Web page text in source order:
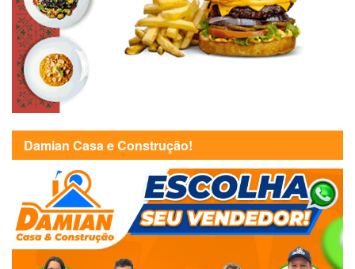
Damian Casa e Construção!